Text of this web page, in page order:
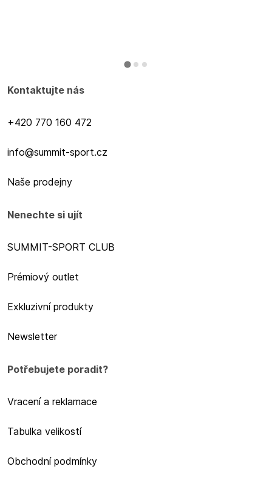
Kontaktujte nás
+420 770 160 472
info@summit-sport.cz
Naše prodejny
Nenechte si ujít
SUMMIT-SPORT CLUB
Prémiový outlet
Exkluzivní produkty
Newsletter
Potřebujete poradit?
Vracení a reklamace
Tabulka velikostí
Obchodní podmínky